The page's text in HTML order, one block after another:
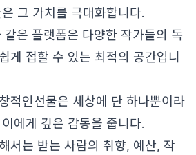
그 가치를 극대화합니다.
은 플랫폼은 다양한 작가들의 독
게 접할 수 있는 최적의 공간입니
적인선물은 세상에 단 하나뿐이라
에게 깊은 감동을 줍니다.
서는 받는 사람의 취향, 예산, 작